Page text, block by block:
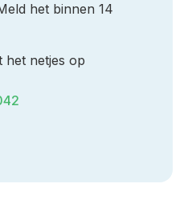
het binnen 14
het netjes op